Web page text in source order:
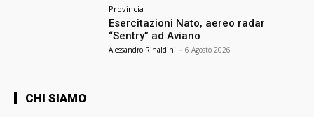
Provincia
Esercitazioni Nato, aereo radar
“Sentry” ad Aviano
Alessandro Rinaldini - 6 Agosto 2026
CHI SIAMO